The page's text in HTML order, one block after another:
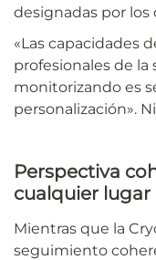
designadas por los
«Las capacidades
profesionales de la
monitorizando es
personalización».
Perspectiva
cualquier lugar
Mientras que la
seguimiento